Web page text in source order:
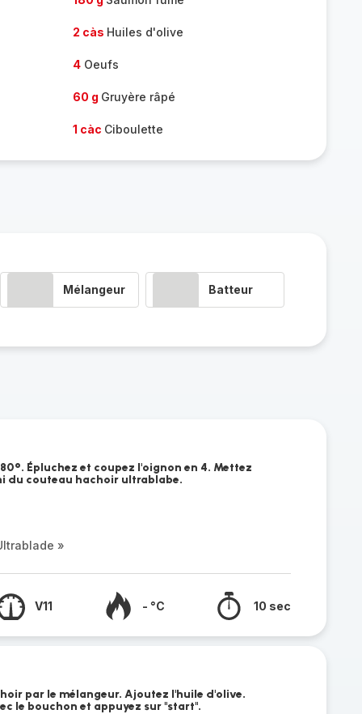
2 càs Huiles d'olive
4Oeufs
60 g Gruyère râpé
1 càc Ciboulette
Mélangeur Batteur
Épluchez et coupez l'oignon en 4. Mettez
du couteau hachoir ultrablabe.
»
V11 - °C 10 sec
par le mélangeur. Ajoutez l'huile d'olive.
le bouchon et appuyez sur "start".